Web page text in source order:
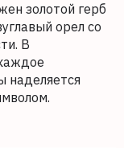
золотой герб
орел со
В
наделяется